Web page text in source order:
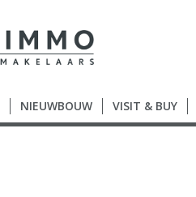
NIEUWBOUW VISIT & BUY